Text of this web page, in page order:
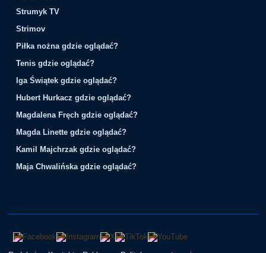
Strumyk TV
Strimov
Piłka nożna gdzie oglądać?
Tenis gdzie oglądać?
Iga Świątek gdzie oglądać?
Hubert Hurkacz gdzie oglądać?
Magdalena Fręch gdzie oglądać?
Magda Linette gdzie oglądać?
Kamil Majchrzak gdzie oglądać?
Maja Chwalińska gdzie oglądać?